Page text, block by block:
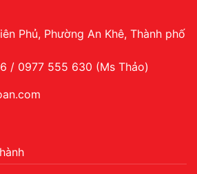
Phủ, Phường An Khê, Thành phố
/ 0977 555 630 (Ms Thảo)